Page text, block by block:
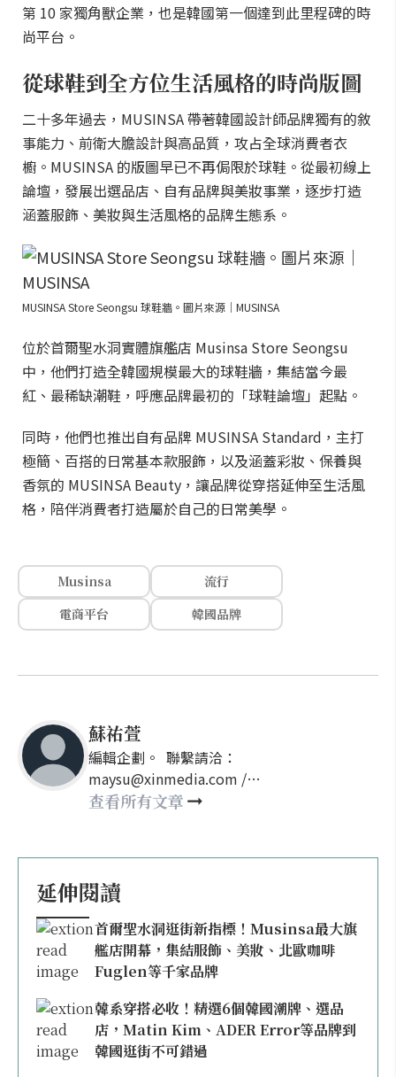
第 10 家獨角獸企業，也是韓國第一個達到此里程碑的時
尚平台。
從球鞋到全方位生活風格的時尚版圖
二十多年過去，MUSINSA 帶著韓國設計師品牌獨有的敘
事能力、前衛大膽設計與高品質，攻占全球消費者衣
櫥。MUSINSA 的版圖早已不再侷限於球鞋。從最初線上
論壇，發展出選品店、自有品牌與美妝事業，逐步打造
涵蓋服飾、美妝與生活風格的品牌生態系。
MUSINSA Store Seongsu 球鞋牆。圖片來源｜MUSINSA
位於首爾聖水洞實體旗艦店 Musinsa Store Seongsu
中，他們打造全韓國規模最大的球鞋牆，集結當今最
紅、最稀缺潮鞋，呼應品牌最初的「球鞋論壇」起點。
同時，他們也推出自有品牌 MUSINSA Standard，主打
極簡、百搭的日常基本款服飾，以及涵蓋彩妝、保養與
香氛的 MUSINSA Beauty，讓品牌從穿搭延伸至生活風
格，陪伴消費者打造屬於自己的日常美學。
Musinsa
流行
電商平台
韓國品牌
蘇祐萱
編輯企劃。 聯繫請洽：
maysu@xinmedia.com /
may860527@gmail.com
查看所有文章
延伸閱讀
首爾聖水洞逛街新指標！Musinsa最大旗
艦店開幕，集結服飾、美妝、北歐咖啡
Fuglen等千家品牌
韓系穿搭必收！精選6個韓國潮牌、選品
店，Matin Kim、ADER Error等品牌到
韓國逛街不可錯過